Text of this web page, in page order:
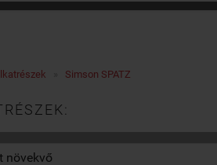
Simson SPATZ